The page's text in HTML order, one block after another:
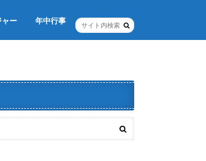
ャー 年中行事
年末年始
お正月
節分
バレンタイン・ホワイトデー
イースター
ゴールデンウィーク
クリスマス